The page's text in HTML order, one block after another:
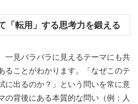
「転用」する思考力を鍛える
一見バラバラに見えるテーマにも共
ることがわかります。「なぜこのテ
に出るのか？」という問いを常に意
の背後にある本質的な問い（例：人